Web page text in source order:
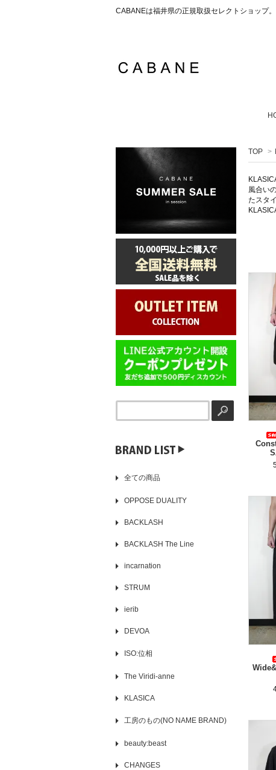
CABANEは福井県の正規取扱セレクトショップ
TOP >
風合い
たスタ
▶️
全ての商品
OPPOSE DUALITY
BACKLASH
BACKLASH The Line
incarnation
STRUM
ierib
DEVOA
ISO:位相
The Viridi-anne
KLASICA
工房のもの(NO NAME BRAND)
beauty:beast
CHANGES